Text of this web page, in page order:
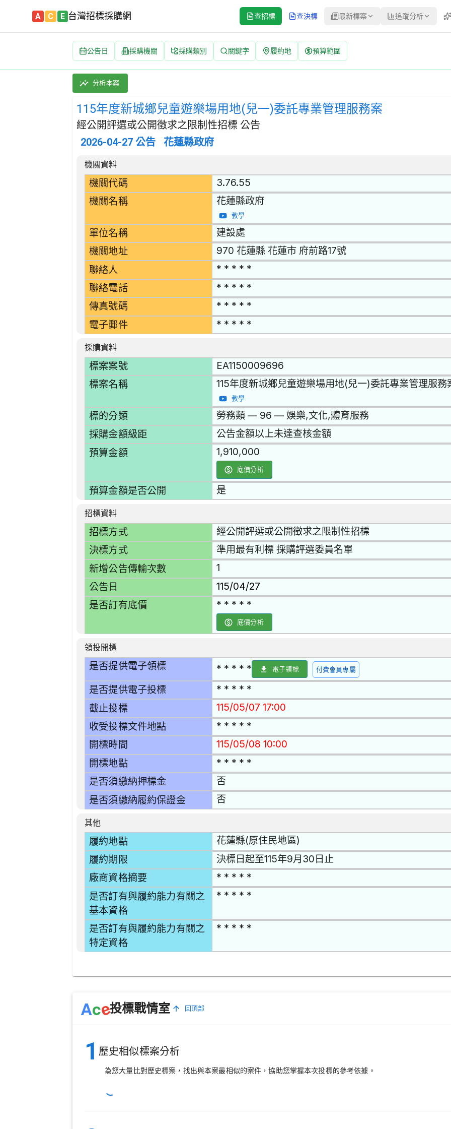
A C E 台灣招標採購網 查招標 查決標 最新標案 追蹤分析
公告日 採購機關 採購類別 關鍵字 履約地 預算範圍
115年度新城鄉兒童遊樂場用地(兒一)委託專業管理服務案 招標公告 | 案號：EA1150009696 | 經公開評選
採購類別：勞務類 娛樂,文化,體育服務 | 招標方式：經公開評選或公開徵求之限制性招標 | 決標方式：
分析本案
115年度新城鄉兒童遊樂場用地(兒一)委託專業管理服務案
經公開評選或公開徵求之限制性招標 公告
2026-04-27 公告 花蓮縣政府
招標公告詳細內容
機關資料
機關代碼 3.76.55
機關名稱 花蓮縣政府
教學
單位名稱 建設處
機關地址 970 花蓮縣 花蓮市 府前路17號
聯絡人 * * * * *
聯絡電話 * * * * *
傳真號碼 * * * * *
電子郵件 * * * * *
採購資料
標案案號 EA1150009696
標案名稱 115年度新城鄉兒童遊樂場用地(兒一)委託專業管理服務
教學
標的分類 勞務類 — 96 — 娛樂,文化,體育服務
採購金額級距 公告金額以上未達查核金額
預算金額 1,910,000
底價分析
預算金額是否公開 是
招標資料
招標方式 經公開評選或公開徵求之限制性招標
決標方式 準用最有利標 採購評選委員名單
新增公告傳輸次數 1
公告日 115/04/27
是否訂有底價 * * * * *
底價分析
領投開標
是否提供電子領標 * * * * * 電子領標 付費會員專屬
是否提供電子投標 * * * * *
截止投標 115/05/07 17:00
收受投標文件地點 * * * * *
開標時間 115/05/08 10:00
開標地點 * * * * *
是否須繳納押標金 否
是否須繳納履約保證金 否
其他
履約地點 花蓮縣(原住民地區)
履約期限 決標日起⾄115年9⽉30⽇⽌
廠商資格摘要 * * * * *
是否訂有與履約能力有關之
基本資格
* * * * *
是否訂有與履約能力有關之
特定資格
* * * * *
Ace投標戰情室 回頂部
1 歷史相似標案分析
為您大量比對歷史標案，找出與本案最相似的案件，協助您掌握本次投標的參考依據。